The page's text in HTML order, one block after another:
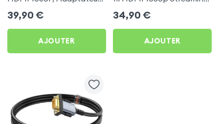
d'affichage Vidéo Sans-fil
TV pour Samsung Galaxy
Tab S3
39,90 €
AJOUTER
récepteur vidéo TV
(compatible Miracast,
AirPlay, DLNA) pour
Samsung Galaxy Tab S3
34,90 €
AJOUTER